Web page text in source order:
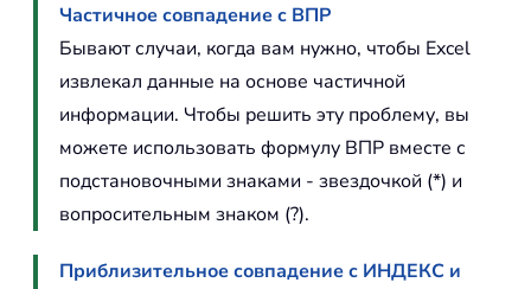
Частичное совпадение с ВПР
Бывают случаи, когда вам нужно, чтобы Excel
извлекал данные на основе частичной
информации. Чтобы решить эту проблему, вы
можете использовать формулу ВПР вместе с
подстановочными знаками - звездочкой (*) и
вопросительным знаком (?).
Приблизительное совпадение с ИНДЕКС и